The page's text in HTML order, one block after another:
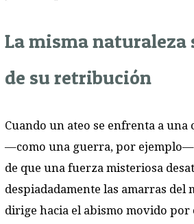
La misma naturaleza
de su retribución
Cuando un ateo se enfrenta a
—como una guerra, por
de que una fuerza misteriosa
despiadadamente las amarras del
dirige hacia el abismo movido por